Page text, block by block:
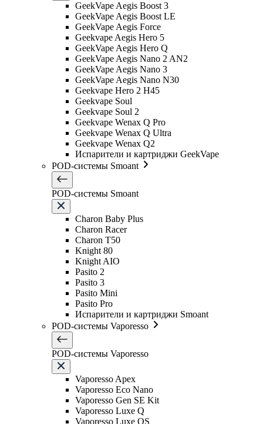
GeekVape Aegis Boost 3
GeekVape Aegis Boost LE
GeekVape Aegis Force
Geekvape Aegis Hero 5
GeekVape Aegis Hero Q
GeekVape Aegis Nano 2 AN2
GeekVape Aegis Nano 3
GeekVape Aegis Nano N30
Geekvape Hero 2 H45
Geekvape Soul
Geekvape Soul 2
Geekvape Wenax Q Pro
Geekvape Wenax Q Ultra
Geekvape Wenax Q2
Испарители и картриджи GeekVape
POD-системы Smoant
POD-системы Smoant
Charon Baby Plus
Charon Racer
Charon T50
Knight 80
Knight AIO
Pasito 2
Pasito 3
Pasito Mini
Pasito Pro
Испарители и картриджи Smoant
POD-системы Vaporesso
POD-системы Vaporesso
Vaporesso Apex
Vaporesso Eco Nano
Vaporesso Gen SE Kit
Vaporesso Luxe Q
Vaporesso Luxe QS